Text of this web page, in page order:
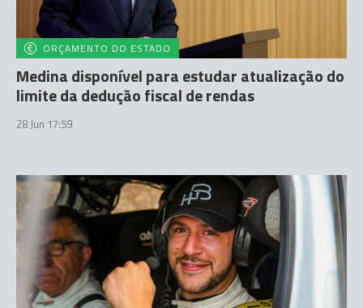
ORÇAMENTO DO ESTADO
Medina disponível para estudar atualização do
limite da dedução fiscal de rendas
28 Jun 17:59